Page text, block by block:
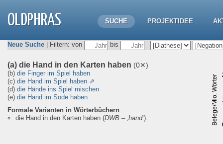
OLDPHRAS SUCHE PROJEKTIDEE
Neue Suche | Filtern: von bis
(a) die Hand in den Karten haben (0✕)
(b) die Finger im Spiel haben
(c) die Hand im Spiel haben ⇗
(d) die Hände ins Spiel mischen
(e) die Hand im Sode haben
Formale Varianten in Wörterbüchern
die Hand in den Karten haben (DWB – ‚hand‘). Belege/Mio. Wörter